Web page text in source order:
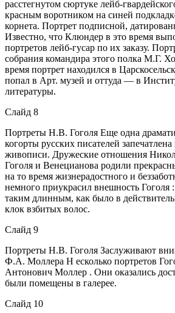
расстегнутом сюртуке лейб-
красным воротником на синей
корнета. Портрет подписной,
Известно, что Клюндер в это время
портретов лейб-гусар по их заказу.
собрания командира этого полка М.Г.
время портрет находился в
попал в Арт. музей и оттуда — в
литературы.
Слайд 8
Портреты Н.В. Гоголя Еще одна
когорты русских писателей
живописи. Дружеские отношения
Гоголя и Венецианова родили
на то время жизнерадостного и
немного приукрасил внешность Гоголя
таким длинным, как было в
клок взбитых волос.
Слайд 9
Портреты Н.В. Гоголя Заслуживают
Ф.А. Моллера Н есколько портретов
Антонович Моллер . Они оказались
были помещены в галерее.
Слайд 10